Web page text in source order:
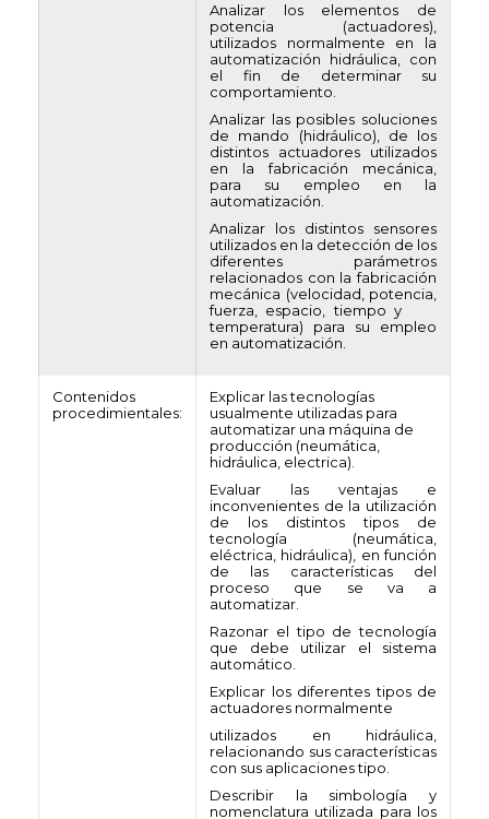
Analizar los elementos de
potencia (actuadores),
utilizados normalmente en la
automatización hidráulica, con
el fin de determinar su
comportamiento.
Analizar las posibles soluciones
de mando (hidráulico), de los
distintos actuadores utilizados
en la fabricación mecánica,
para su empleo en la
automatización.
Analizar los distintos sensores
utilizados en la detección de los
diferentes parámetros
relacionados con la fabricación
mecánica (velocidad, potencia,
fuerza, espacio, tiempo y
temperatura) para su empleo
en automatización.
Contenidos
procedimientales:
Explicar las tecnologías
usualmente utilizadas para
automatizar una máquina de
producción (neumática,
hidráulica, electrica).
Evaluar las ventajas e
inconvenientes de la utilización
de los distintos tipos de
tecnología (neumática,
eléctrica, hidráulica), en función
de las características del
proceso que se va a
automatizar.
Razonar el tipo de tecnología
que debe utilizar el sistema
automático.
Explicar los diferentes tipos de
actuadores normalmente
utilizados en hidráulica,
relacionando sus características
con sus aplicaciones tipo.
Describir la simbología y
nomenclatura utilizada para los